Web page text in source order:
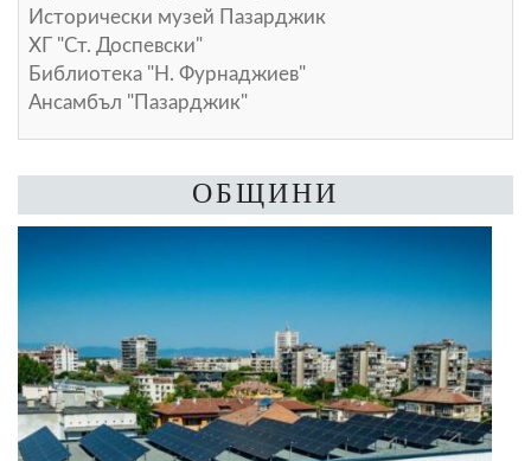
Исторически музей Пазарджик
ХГ "Ст. Доспевски"
Библиотека "Н. Фурнаджиев"
Ансамбъл "Пазарджик"
ОБЩИНИ